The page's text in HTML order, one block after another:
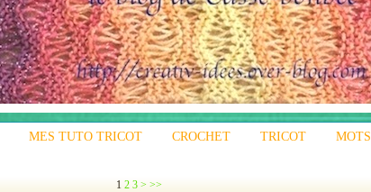
MES TUTO TRICOT CROCHET TRICOT
MOTS
1 2 3 > >>